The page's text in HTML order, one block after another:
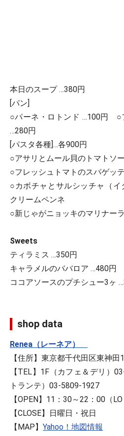
本日のスープ …380円
[パン]
○パーネ・ロトンド …100円 ○
…280円
[パスタ各種]…各900円
○アサリとムール貝のトマトソ
○フレッシュトマトのスパゲッ
○カボチャとサルシッチャ（
クリームペンネ
○新じゃがニョッキのマリナーラ
Sweets
ティラミス …350円
キャラメルのババロア …480円
ココアソースのプチシュー3ヶ
shop data
Renea（レーネア）
【住所】東京都千代田区東神
【TEL】1F（カフェ＆デリ）
トランテ）03-5809-1927
【OPEN】11：30～22：00（LO
【CLOSE】日曜日・祝日
【MAP】 Yahoo！地図情報